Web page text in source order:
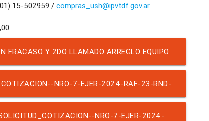
15-502959 / compras_ush@ipvtdf.gov.ar
FRACASO Y 2DO LLAMADO ARREGLO EQUIPO
NRO-7-EJER-2024-RAF-23-RND-
NRO-7-EJER-2024-